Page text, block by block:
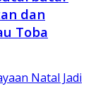
dan
Toba